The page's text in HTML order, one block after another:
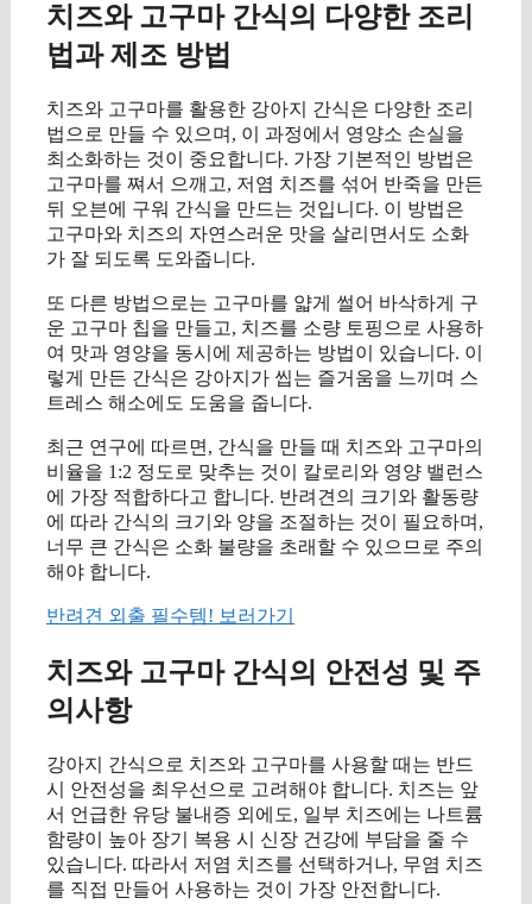
치즈와 고구마 간식의 다양한 조리
법과 제조 방법
치즈와 고구마를 활용한 강아지 간식은 다양한 조리
법으로 만들 수 있으며, 이 과정에서 영양소 손실을
최소화하는 것이 중요합니다. 가장 기본적인 방법은
고구마를 쪄서 으깨고, 저염 치즈를 섞어 반죽을 만든
뒤 오븐에 구워 간식을 만드는 것입니다. 이 방법은
고구마와 치즈의 자연스러운 맛을 살리면서도 소화
가 잘 되도록 도와줍니다.
또 다른 방법으로는 고구마를 얇게 썰어 바삭하게 구
운 고구마 칩을 만들고, 치즈를 소량 토핑으로 사용하
여 맛과 영양을 동시에 제공하는 방법이 있습니다. 이
렇게 만든 간식은 강아지가 씹는 즐거움을 느끼며 스
트레스 해소에도 도움을 줍니다.
최근 연구에 따르면, 간식을 만들 때 치즈와 고구마의
비율을 1:2 정도로 맞추는 것이 칼로리와 영양 밸런스
에 가장 적합하다고 합니다. 반려견의 크기와 활동량
에 따라 간식의 크기와 양을 조절하는 것이 필요하며,
너무 큰 간식은 소화 불량을 초래할 수 있으므로 주의
해야 합니다.
반려견 외출 필수템! 보러가기
치즈와 고구마 간식의 안전성 및 주
의사항
강아지 간식으로 치즈와 고구마를 사용할 때는 반드
시 안전성을 최우선으로 고려해야 합니다. 치즈는 앞
서 언급한 유당 불내증 외에도, 일부 치즈에는 나트륨
함량이 높아 장기 복용 시 신장 건강에 부담을 줄 수
있습니다. 따라서 저염 치즈를 선택하거나, 무염 치즈
를 직접 만들어 사용하는 것이 가장 안전합니다.